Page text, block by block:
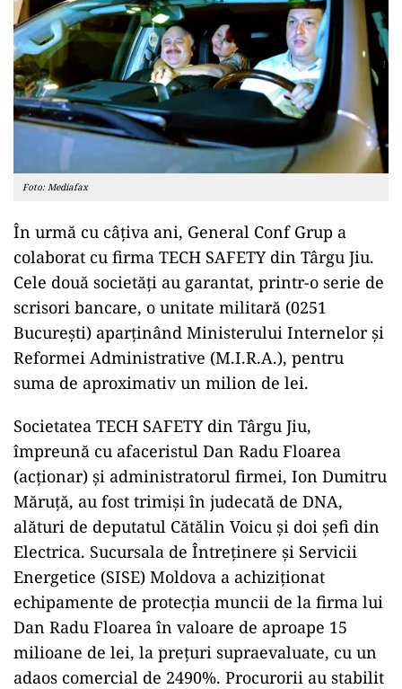
Foto: Mediafax
În urmă cu câțiva ani, General Conf Grup a
colaborat cu firma TECH SAFETY din Târgu Jiu.
Cele două societăți au garantat, printr-o serie de
scrisori bancare, o unitate militară (0251
București) aparținând Ministerului Internelor și
Reformei Administrative (M.I.R.A.), pentru
suma de aproximativ un milion de lei.
Societatea TECH SAFETY din Târgu Jiu,
împreună cu afaceristul Dan Radu Floarea
(acționar) și administratorul firmei, Ion Dumitru
Măruță, au fost trimiși în judecată de DNA,
alături de deputatul Cătălin Voicu și doi șefi din
Electrica. Sucursala de Întreținere și Servicii
Energetice (SISE) Moldova a achiziționat
echipamente de protecția muncii de la firma lui
Dan Radu Floarea în valoare de aproape 15
milioane de lei, la prețuri supraevaluate, cu un
adaos comercial de 2490%. Procurorii au stabilit